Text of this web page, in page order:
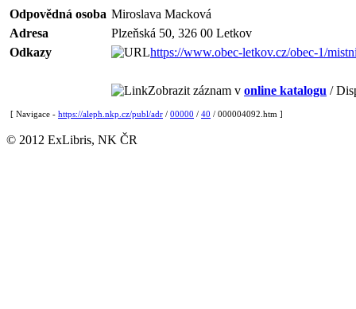
Odpovědná osoba Miroslava Macková
Adresa
Plzeňská 50, 326 00 Letkov
Odkazy
https://www.obec-letkov.cz/obec-1/
Zobrazit záznam v online katalogu /
[ Navigace - https://aleph.nkp.cz/publ/adr / 00000 / 40 / 000004092.htm ]
© 2012 ExLibris, NK ČR